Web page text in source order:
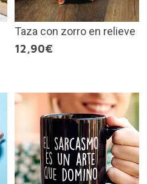
Taza con zorro en relieve
12,90€